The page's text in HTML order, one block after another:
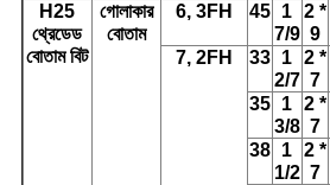
H25
থ্রেডেড
বোতাম বিট
গোলাকার
বোতাম
6, 3FH 45 1
7/9
2 *
9
7, 2FH 33 1
2/7
2 *
7
35 1
3/8
2 *
7
38 1
1/2
2 *
7